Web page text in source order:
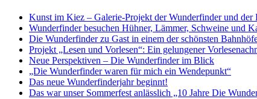
Kunst im Kiez – Galerie-Projekt der Wunderfinder und der
Wunderfinder besuchen Hühner, Lämmer, Schweine und
Die Wunderfinder zu Gast in einem der schönsten
Projekt „Lesen und Vorlesen“: Ein gelungener
Neue Perspektiven – Die Wunderfinder im Blick
„Die Wunderfinder waren für mich ein Wendepunkt“
Das neue Wunderfinderjahr beginnt!
Das war unser Sommerfest anlässlich „10 Jahre Die